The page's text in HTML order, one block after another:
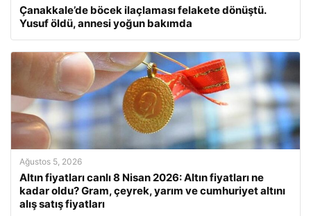
Çanakkale’de böcek ilaçlaması felakete dönüştü.
Yusuf öldü, annesi yoğun bakımda
Ağustos 5, 2026
Altın fiyatları canlı 8 Nisan 2026: Altın fiyatları ne
kadar oldu? Gram, çeyrek, yarım ve cumhuriyet altını
alış satış fiyatları